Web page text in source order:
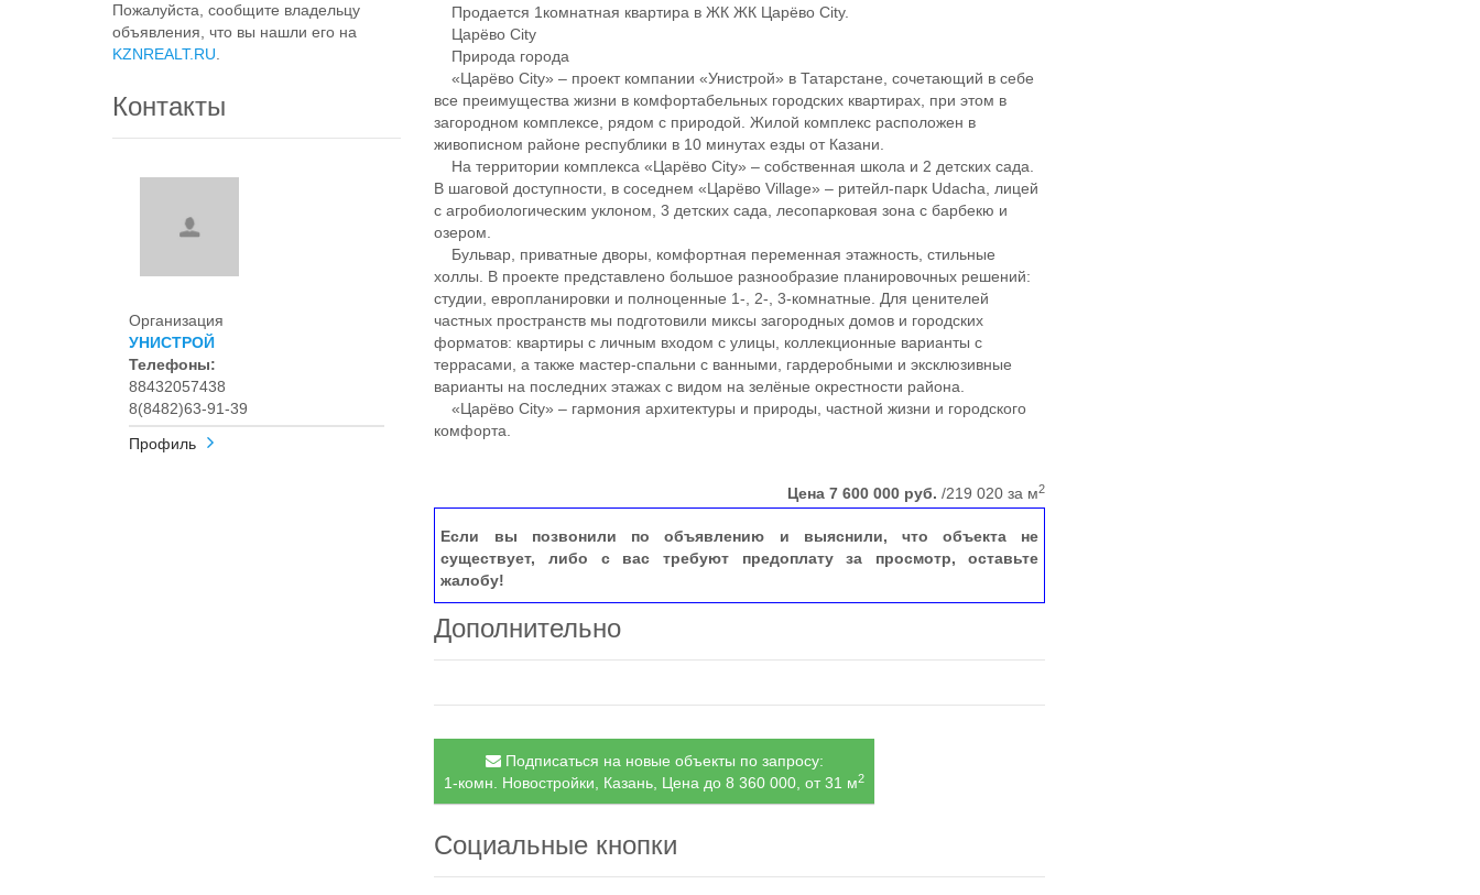
Пожалуйста, сообщите владельцу
объявления, что вы нашли его на
KZNREALT.RU
Контакты
Организация
УНИСТРОЙ
Телефоны:
88432057438
8(8482)63-91-39
Профиль
Продается 1комнатная квартира в ЖК ЖК Царёво City.
Царёво City
Природа города
«Царёво City» – проект компании «Унистрой» в Татарстане, сочетающий в себе
все преимущества жизни в комфортабельных городских квартирах, при этом в
загородном комплексе, рядом с природой. Жилой комплекс расположен в
живописном районе республики в 10 минутах езды от Казани.
На территории комплекса «Царёво City» – собственная школа и 2 детских сада.
В шаговой доступности, в соседнем «Царёво Village» – ритейл-парк Udacha, лицей
с агробиологическим уклоном, 3 детских сада, лесопарковая зона с барбекю и
озером.
Бульвар, приватные дворы, комфортная переменная этажность, стильные
холлы. В проекте представлено большое разнообразие планировочных решений:
студии, европланировки и полноценные 1-, 2-, 3-комнатные. Для ценителей
частных пространств мы подготовили миксы загородных домов и городских
форматов: квартиры с личным входом с улицы, коллекционные варианты с
террасами, а также мастер-спальни с ванными, гардеробными и эксклюзивные
варианты на последних этажах с видом на зелёные окрестности района.
«Царёво City» – гармония архитектуры и природы, частной жизни и городского
комфорта.
Цена7 600 000 руб. /219 020 за м2
Если вы позвонили по объявлению и выяснили, что объекта не
существует, либо с вас требуют предоплату за просмотр, оставьте
жалобу!
Дополнительно
Подписаться на новые объекты по запросу:
1-комн. Новостройки, Казань, Цена до 8 360 000, от 31 м2
Социальные кнопки